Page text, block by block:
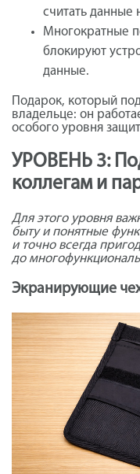
считать данные
Многократные
блокируют
данные.
Подарок, который
владельце: он
особого уровня
УРОВЕНЬ 3:
коллегам и
Для этого уровня
быту и понятные
и точно всегда
до
Экранирующие